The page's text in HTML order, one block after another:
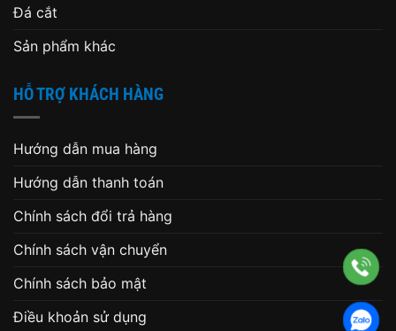
Đá cắt
Sản phẩm khác
HỖ TRỢ KHÁCH HÀNG
Hướng dẫn mua hàng
Hướng dẫn thanh toán
Chính sách đổi trả hàng
Chính sách vận chuyển
Chính sách bảo mật
Điều khoản sử dụng